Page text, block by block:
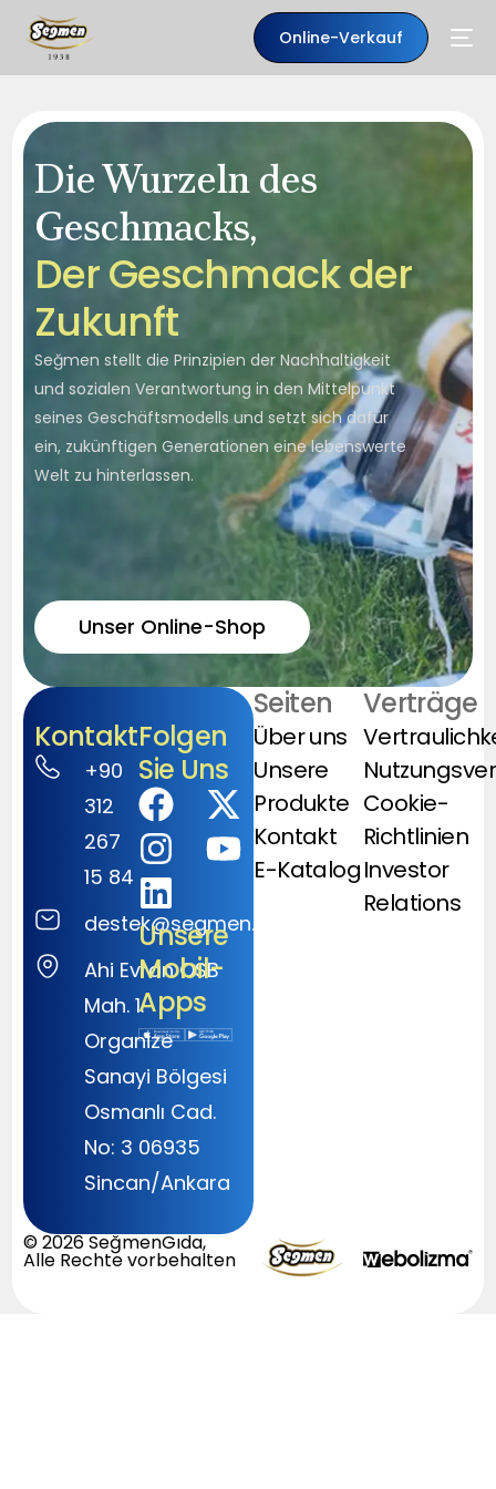
Online-Verkauf
Die Wurzeln des
Geschmacks,
DerGeschmackder
Zukunft
Seğmen stellt die Prinzipien der Nachhaltigkeit
und sozialen Verantwortung in den Mittelpunkt
seines Geschäftsmodells und setzt sich dafür
ein, zukünftigen Generationen eine lebenswerte
Welt zu hinterlassen.
Unser Online-Shop
Kontakt
+90
312
267
15 84
destek@segmen.com.tr
Ahi Evran OSB
Mah. 1.
Organize
Sanayi Bölgesi
Osmanlı Cad.
No: 3 06935
Sincan/Ankara
Folgen
Sie Uns
Unsere
Mobil-
Apps
Seiten
Über uns
Unsere
Produkte
Kontakt
E-Katalog
Verträge
Cookie-
Richtlinien
Investor
Relations
© 2026 SeğmenGıda,
Alle Rechte vorbehalten
DE